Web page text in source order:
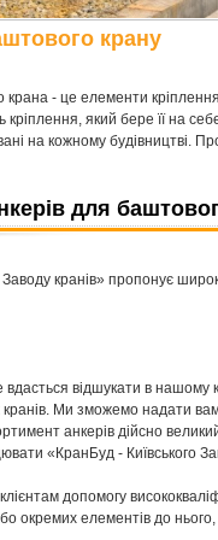
крану
- це елементи
кріплення, який бере її на
на кожному будівництві.
для
Заводу кранів» пропонує
вдасться відшукати в нашому
Ми зможемо надати
анкерів дійсно
«КранБуд - Київського
допомогу
окремих елементів до